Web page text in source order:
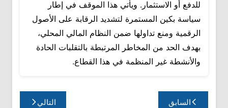
للدفع أو الاستثمار. ويأتي هذا الموقف في إطار
سياسة بكين المستمرة لتشديد الرقابة على الأصول
الرقمية ومنع تداولها ضمن النظام المالي المحلي،
بهدف الحد من المخاطر المرتبطة بالتقلبات الحادة
والأنشطة غير المنظمة في هذا القطاع.
تصفّح
السابق التالي